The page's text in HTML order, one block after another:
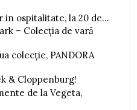
in ospitalitate, la 20 de...
– Colecția de vară
colecție, PANDORA
& Cloppenburg!
de la Vegeta,